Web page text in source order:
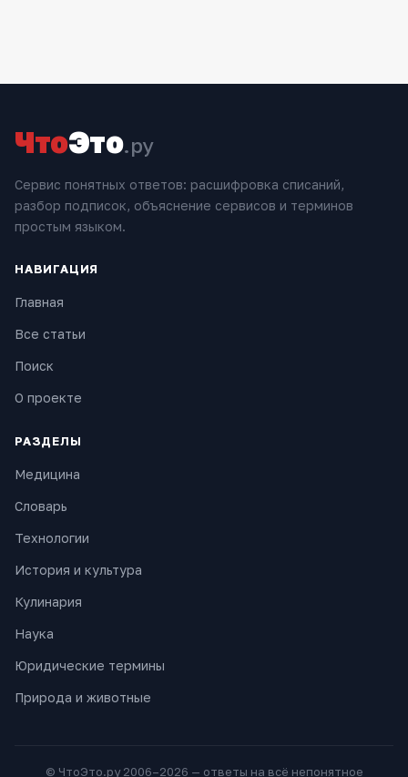
ЧтоЭто.ру
Сервис понятных ответов: расшифровка списаний,
разбор подписок, объяснение сервисов и терминов
простым языком.
НАВИГАЦИЯ
Главная
Все статьи
Поиск
О проекте
РАЗДЕЛЫ
Медицина
Словарь
Технологии
История и культура
Кулинария
Наука
Юридические термины
Природа и животные
© ЧтоЭто.ру 2006–2026 — ответы на всё непонятное